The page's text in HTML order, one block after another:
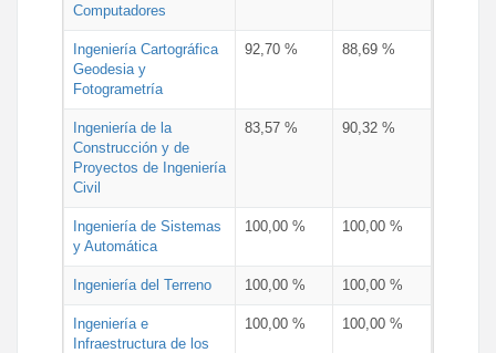
Computadores
Ingeniería Cartográfica
Geodesia y
Fotogrametría
92,70 % 88,69 %
Ingeniería de la
Construcción y de
Proyectos de Ingeniería
Civil
83,57 % 90,32 %
Ingeniería de Sistemas
y Automática
100,00 % 100,00 %
Ingeniería del Terreno 100,00 % 100,00 %
Ingeniería e
Infraestructura de los
100,00 % 100,00 %